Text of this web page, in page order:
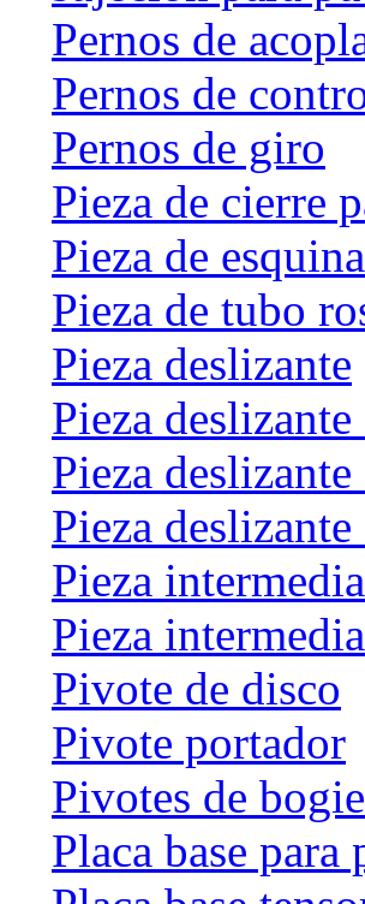
Pernos de
Pernos de
Pernos de giro
Pieza de cierre
Pieza de
Pieza de tubo
Pieza deslizante
Pieza
Pieza deslizante
Pieza
Pieza
Pieza
Pivote de disco
Pivote portador
Pivotes de bogie
Placa base para